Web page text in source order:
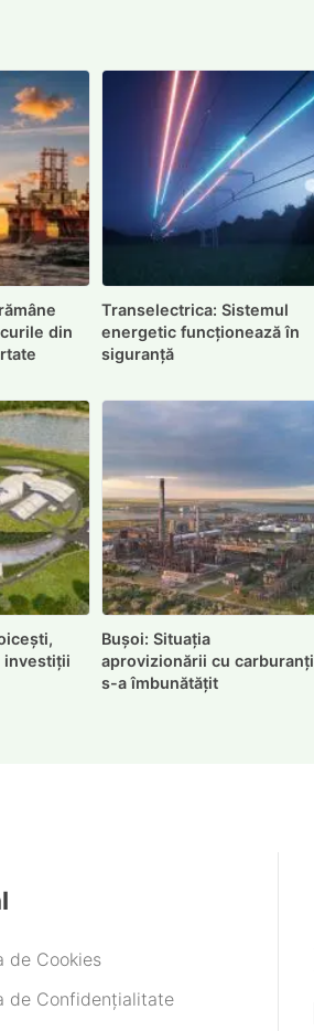
din
Transelectrica: Sistemul
energetic funcționează în
siguranță
investiții
Bușoi: Situația
aprovizionării cu carburanți
s-a îmbunătățit
de Cookies
de Confidențialitate